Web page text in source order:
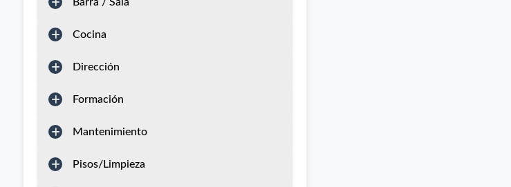
Cocina
Dirección
Formación
Mantenimiento
Pisos/Limpieza